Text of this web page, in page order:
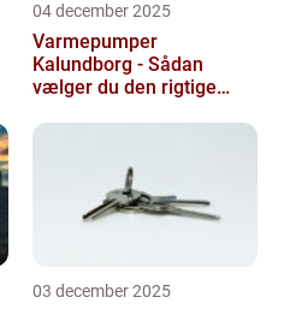
04 december 2025
Varmepumper
Kalundborg - Sådan
vælger du den rigtige
03 december 2025